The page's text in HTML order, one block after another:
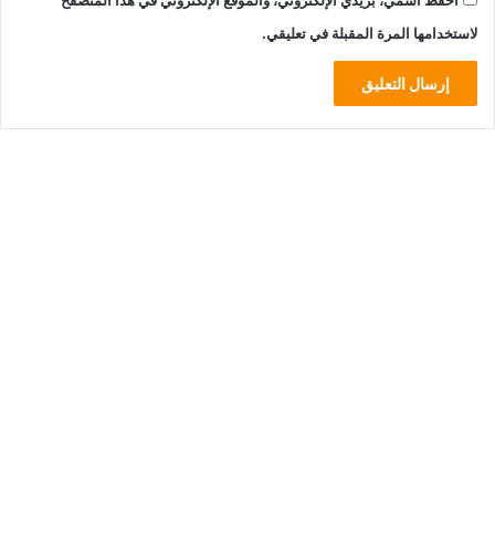
لاستخدامها المرة المقبلة في تعليقي.